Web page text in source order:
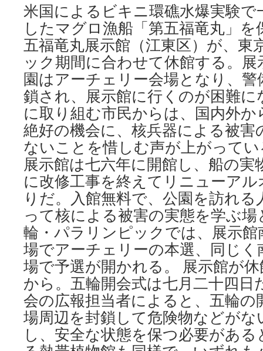
米国によるビキニ環礁水爆実験で
したマグロ漁船「第五福竜丸」
五福竜丸展示館（江東区）が、東
ック期間に合わせて休館する。
園はアーチェリー会場となり、
鎖され、展示館に行くのが困難
に取り組む市民からは、国内外
絶好の機会に、核兵器による被
ないことを惜しむ声が上がって
展示館は七六年に開館し、船の実
に改修工事を終えてリニューア
りだ。入館無料で、公園を訪れ
って核による被害の実態を学ぶ
輪・パラリンピックでは、展示
場でアーチェリーの本選、同じ
場で予選が開かれる。 展示館が
から。五輪開会式は七月二十四日
会の広報担当者によると、五輪の
場周辺を封鎖して危険物などが
し、安全な状態を保つ必要があ